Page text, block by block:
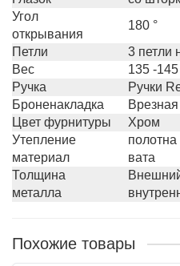
Угол
открывания
180 °
Петли
3 петли
Вес
135 -145
Ручка
Ручки
Броненакладка
Цвет фурнитуры
Хром
Утепление
материал
вата
Толщина
металла
Похожие товары